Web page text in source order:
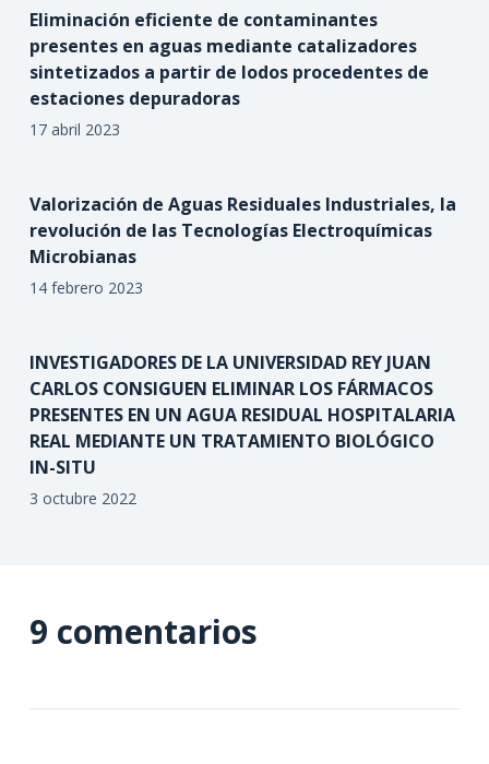
Eliminación eficiente de contaminantes
presentes en aguas mediante catalizadores
sintetizados a partir de lodos procedentes de
estaciones depuradoras
17 abril 2023
Valorización de Aguas Residuales Industriales, la
revolución de las Tecnologías Electroquímicas
Microbianas
14 febrero 2023
INVESTIGADORES DE LA UNIVERSIDAD REY JUAN
CARLOS CONSIGUEN ELIMINAR LOS FÁRMACOS
PRESENTES EN UN AGUA RESIDUAL HOSPITALARIA
REAL MEDIANTE UN TRATAMIENTO BIOLÓGICO
IN-SITU
3 octubre 2022
9 comentarios